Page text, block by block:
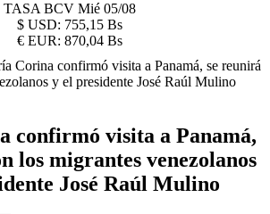
TASA BCV Mié 05/08
$ USD: 755,15 Bs
€ EUR: 870,04 Bs
Corina confirmó visita a Panamá, se reunirá
y el presidente José Raúl Mulino
confirmó visita a Panamá,
los migrantes venezolanos
José Raúl Mulino